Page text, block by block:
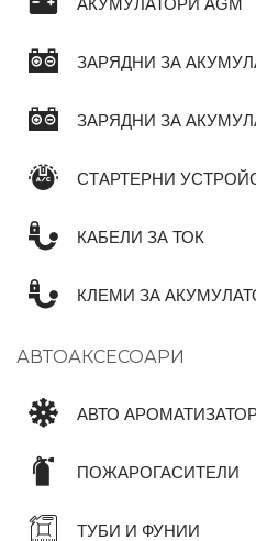
АКУМУЛАТОРИ AGM
ЗАРЯДНИ ЗА
ЗАРЯДНИ ЗА
СТАРТЕРНИ
КАБЕЛИ ЗА ТОК
КЛЕМИ ЗА
АВТОАКСЕСОАРИ
АВТО
ПОЖАРОГАСИТЕЛИ
ТУБИ И ФУНИИ